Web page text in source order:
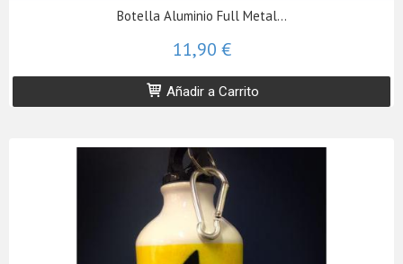
Botella Aluminio Full Metal...
11,90 €
Añadir a Carrito